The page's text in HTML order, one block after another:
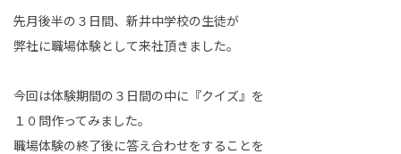
先月後半の３日間、新井中学校の生徒が
弊社に職場体験として来社頂きました。
今回は体験期間の３日間の中に『クイズ』を
１０問作ってみました。
職場体験の終了後に答え合わせをすることを
採用情報
採用メッセージ
野本組紹介MOVIE